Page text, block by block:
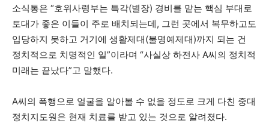
소식통은 “호위사령부는 특각(별장) 경비를 맡는 핵심 부대로
토대가 좋은 이들이 주로 배치되는데, 그런 곳에서 복무하고도
입당하지 못하고 거기에 생활제대(불명예제대)까지 되는 건
정치적으로 치명적인 일”이라며 “사실상 하전사 A씨의 정치적
미래는 끝났다”고 말했다.
A씨의 폭행으로 얼굴을 알아볼 수 없을 정도로 크게 다친 중대
정치지도원은 현재 치료를 받고 있는 것으로 알려졌다.